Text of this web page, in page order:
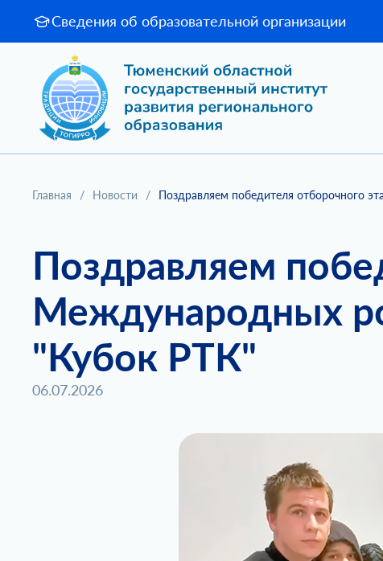
Сведения об образовательной организации
Главная / Новости / Поздравляем победителя отборочного
Поздравляем
Международных
"Кубок РТК"
06.07.2026